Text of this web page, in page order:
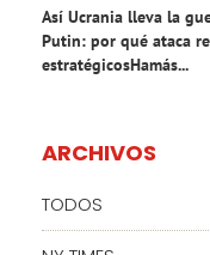
Así Ucrania lleva la
Putin: por qué ataca
estratégicosHamás...
ARCHIVOS
TODOS